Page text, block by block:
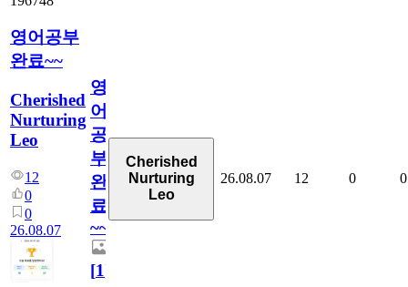
영어공부
완료~~
Cherished
Nurturing
Leo
12
0
0
26.08.07
영
어
공
부
완
료
~~
[1]
Cherished
Nurturing
Leo
26.08.07 12 0 0